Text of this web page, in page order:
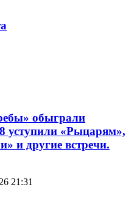
обыграли
уступили «Рыцарям»,
и другие встречи.
21:31